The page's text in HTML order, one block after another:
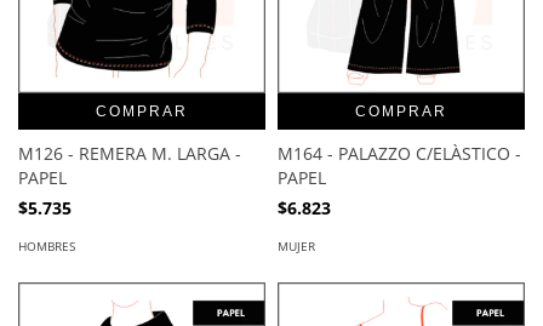
COMPRAR
M126 - REMERA M. LARGA -
PAPEL
$5.735
HOMBRES
COMPRAR
M164 - PALAZZO C/ELÀSTICO -
PAPEL
$6.823
MUJER